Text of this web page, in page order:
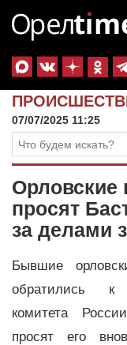
07/07/2025 11:25
Орловские
просят
за делами
Бывшие
обратились к
комитета
просят его